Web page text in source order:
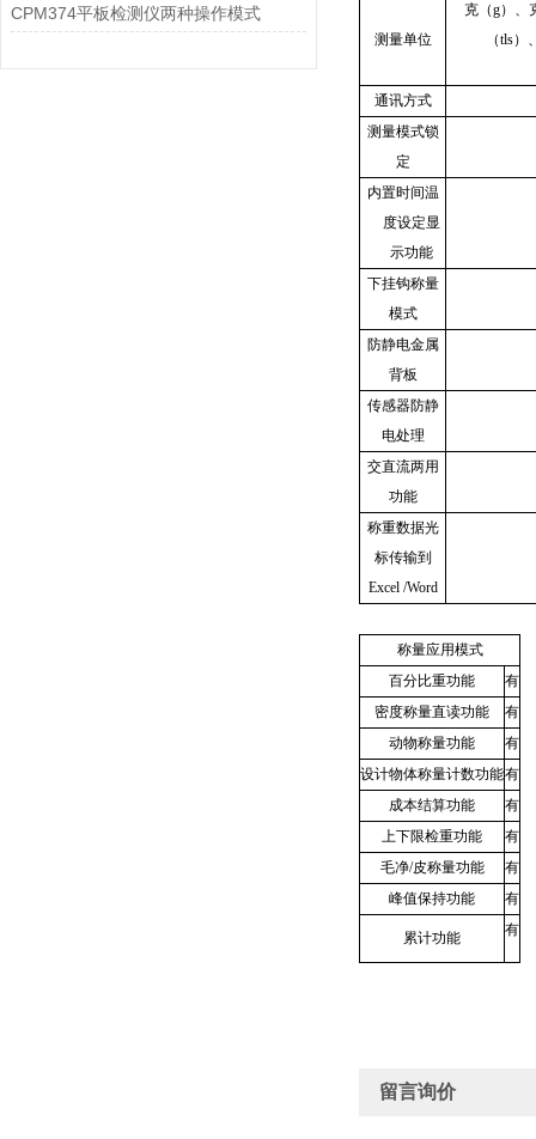
CPM374平板检测仪两种操作模式
测量单位
克（g）、
（tls
通讯方式
测量模式锁
定
内置时间温
度设定显
示功能
下挂钩称量
模式
防静电金属
背板
传感器防静
电处理
交直流两用
功能
称重数据光
标传输到
Excel /Word
称量应用模式
百分比重功能
有
密度称量直读功能
有
动物称量功能
有
设计物体称量计数功能有
成本结算功能
有
上下限检重功能
有
毛净/皮称量功能
有
峰值保持功能
有
累计功能 有
留言询价